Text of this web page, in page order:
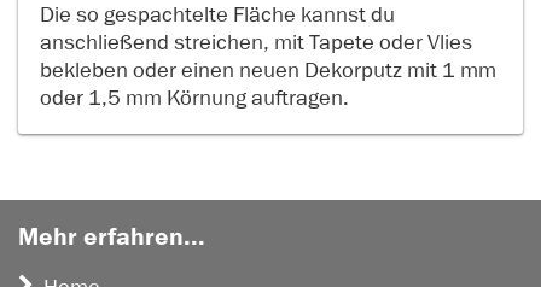
Die so gespachtelte Fläche kannst du
anschließend streichen, mit Tapete oder Vlies
bekleben oder einen neuen Dekorputz mit 1 mm
oder 1,5 mm Körnung auftragen.
Mehr erfahren...